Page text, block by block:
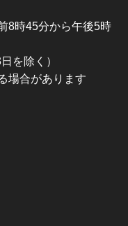
8時45分から午後5時
を除く）
場合があります